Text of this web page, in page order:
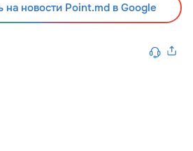
на новости Point.md в Google